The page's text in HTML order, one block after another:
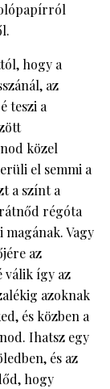
hogy a
az
teszi a
közel
el semmi a
a színt a
régóta
Vagy
az
válik így az
azoknak
és közben a
Ihatsz egy
és az
hogy